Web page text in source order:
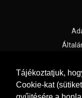
Tájékoztatjuk,
Cookie-kat